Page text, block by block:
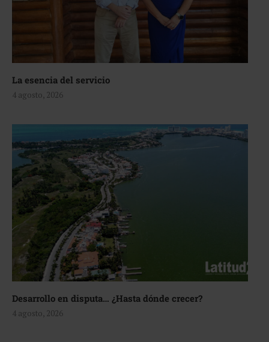
La esencia del servicio
4 agosto, 2026
Desarrollo en disputa… ¿Hasta dónde crecer?
4 agosto, 2026